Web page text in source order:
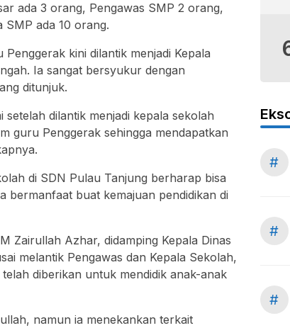
ada 3 orang, Pengawas SMP 2 orang,
SMP ada 10 orang.
kini dilantik menjadi Kepala
Ia sangat bersyukur dengan
ditunjuk.
dilantik menjadi kepala sekolah
guru Penggerak sehingga mendapatkan
di SDN Pulau Tanjung berharap bisa
bermanfaat buat kemajuan pendidikan di
Zairullah Azhar, didamping Kepala Dinas
melantik Pengawas dan Kepala Sekolah,
diberikan untuk mendidik anak-anak
namun ia menekankan terkait
#
#
#